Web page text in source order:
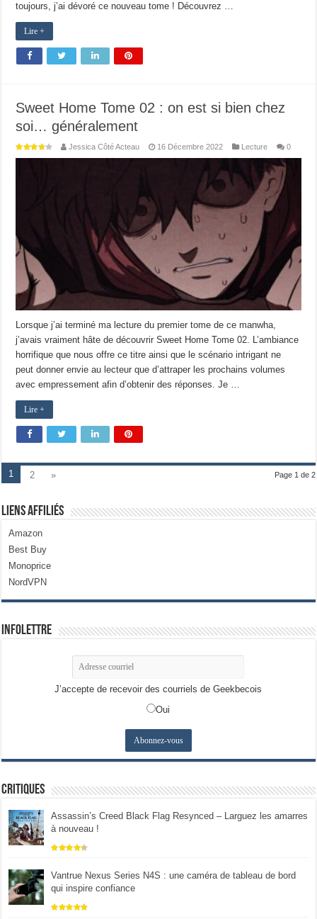
toujours, j’ai dévoré ce nouveau tome ! Découvrez …
Lire +
Sweet Home Tome 02 : on est si bien chez
soi… généralement
Jessica Côté Acteau 16 Décembre 2022 Lecture 0
Lorsque j’ai terminé ma lecture du premier tome de ce manwha,
j’avais vraiment hâte de découvrir Sweet Home Tome 02. L’ambiance
horrifique que nous offre ce titre ainsi que le scénario intrigant ne
peut donner envie au lecteur que d’attraper les prochains volumes
avec empressement afin d’obtenir des réponses. Je …
Lire +
Page 1 de 2
1 2 »
Liens Affiliés
Amazon
Best Buy
Monoprice
NordVPN
Infolettre
J’accepte de recevoir des courriels de Geekbecois
Oui
Critiques
Assassin’s Creed Black Flag Resynced – Larguez les amarres
à nouveau !
Vantrue Nexus Series N4S : une caméra de tableau de bord
qui inspire confiance